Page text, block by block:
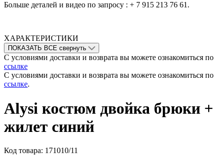
Больше деталей и видео по запросу : + 7 915 213 76 61.
ХАРАКТЕРИСТИКИ
ПОКАЗАТЬ ВСЕ свернуть
С условиями доставки и возврата вы можете ознакомиться по
ссылке
С условиями доставки и возврата вы можете ознакомиться по
ссылке.
Alysi костюм двойка брюки +
жилет синий
Код товара: 171010/11